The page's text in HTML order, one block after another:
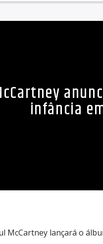
infância
McCartney lançará o